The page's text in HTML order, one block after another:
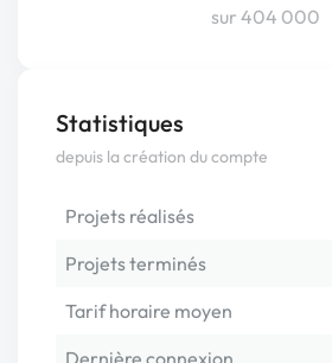
sur 404 000
Statistiques
depuis la création du compte
Projets réalisés
Projets terminés
Tarif horaire moyen